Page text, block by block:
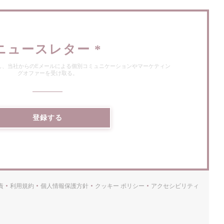
ュースレター *
当社からのEメールによる個別コミュニケーションやマーケティン
グオファーを受け取る。
登録する
((新しいウィンドウで開きます))
利用規約
((新しいウィンドウで開きます))
個人情報保護方針
((新しいウィンドウで開きます))
クッキー ポリシー
((新しいウィンドウで開きます))
アクセシビリティ
((新しいウィンド